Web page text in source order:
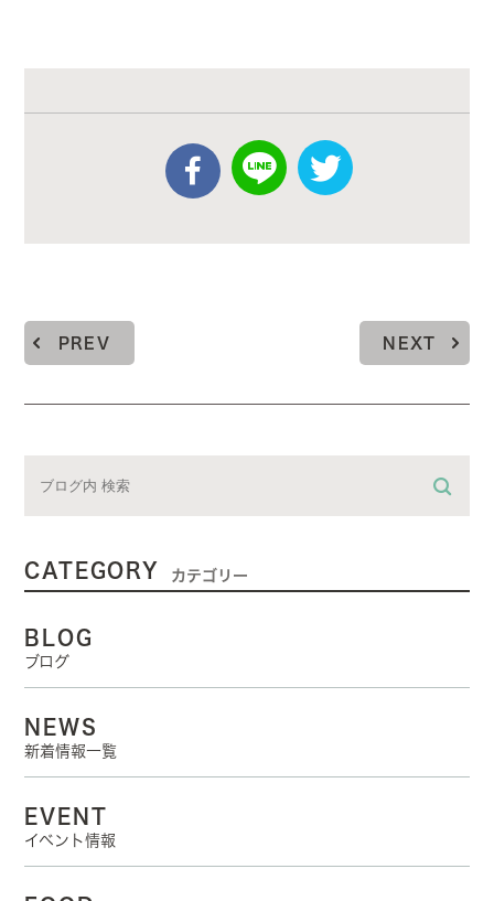
PREV NEXT
CATEGORY カテゴリー
BLOG
ブログ
NEWS
新着情報一覧
EVENT
イベント情報